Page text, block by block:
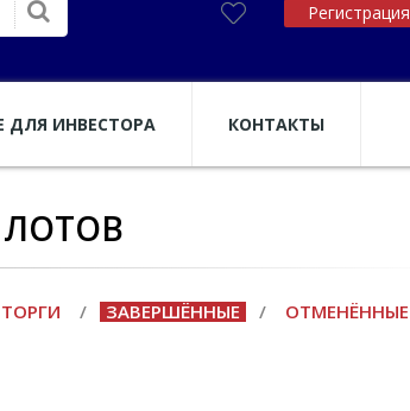
Регистрация
ДЛЯ ИНВЕСТОРА КОНТАКТЫ
/ ЗАВЕРШЁННЫЕ / ОТМЕНЁННЫЕ